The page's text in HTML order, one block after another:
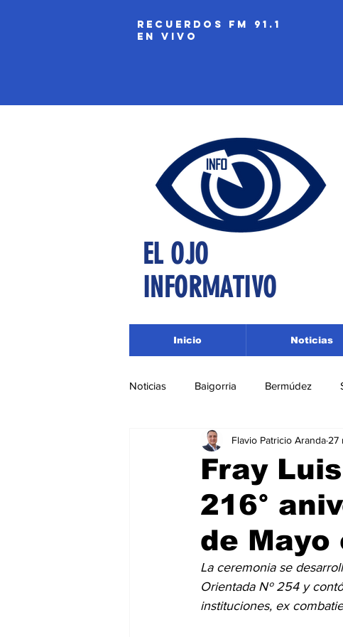
recuerdos fm 91.1
EN VIVO
EL OJO
INFORMATIVO
Inicio Noticias
Noticias Baigorria Bermúdez
Nacionales Beltrán San
Roldán
Asociación Rosarina de
Medioambiente
Fray
216°
de
Flavio Patricio Aranda 27
La ceremonia se
Orientada Nº 254 y
instituciones, ex